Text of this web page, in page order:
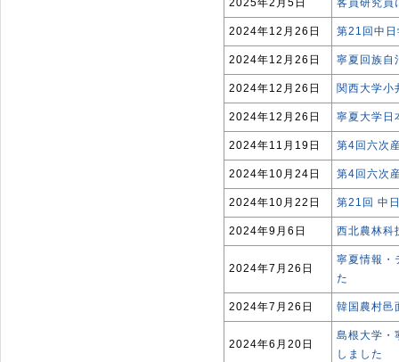
2025年2月5日 客員研究員
2024年12月26日 第21回中
2024年12月26日 寧夏回族自
2024年12月26日 関西大学小
2024年12月26日 寧夏大学日
2024年11月19日 第4回六次
2024年10月24日 第4回六次
2024年10月22日 第21回 中
2024年9月6日 西北農林科
2024年7月26日
寧夏情報・
た
2024年7月26日 韓国農村邑
2024年6月20日
島根大学・
しました